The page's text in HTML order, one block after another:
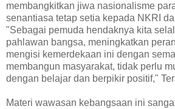
membangkitkan jiwa nasionalisme
senantiasa tetap setia kepada NKRI
"Sebagai pemuda hendaknya kita
pahlawan bangsa, meningkatkan
mengisi kemerdekaan ini dengan
membangun masyarakat, tidak perlu
dengan belajar dan berpikir positif,"
Materi wawasan kebangsaan ini